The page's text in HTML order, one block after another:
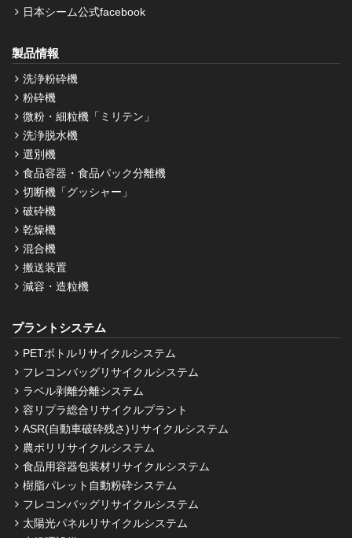
日本シーム公式facebook
製品情報
洗浄粉砕機
粉砕機
微粉・細粒機「ミリテン」
洗浄脱水機
選別機
食品容器・食品パック分離機
切断機「グッシャー」
破砕機
乾燥機
混合機
搬送装置
減容・造粒機
プラントシステム
PETボトルリサイクルシステム
フレコンバッグリサイクルシステム
ラベル剥離分離システム
容リプラ総合リサイクルプラント
ASR(自動車破砕残さ)リサイクルシステム
農ポリリサイクルシステム
食品用容器包装材リサイクルシステム
樹脂パレット自動粉砕システム
フレコンバッグリサイクルシステム
太陽光パネルリサイクルシステム